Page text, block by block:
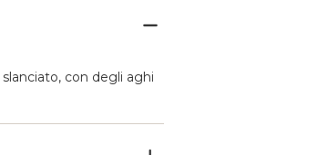
con degli aghi